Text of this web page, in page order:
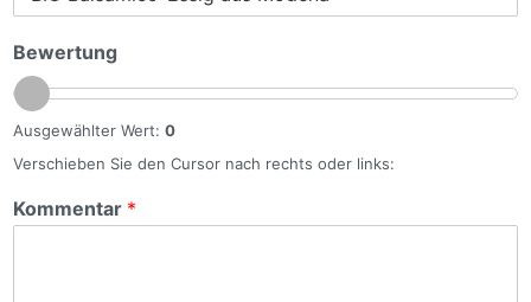
Bewertung
Ausgewählter Wert: 0
Verschieben Sie den Cursor nach rechts oder links:
Kommentar *